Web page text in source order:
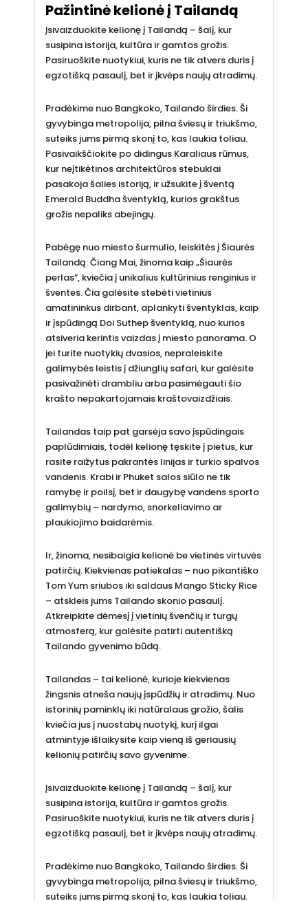
Pažintinė kelionė į Tailandą
Įsivaizduokite kelionę į Tailandą – šalį, kur
susipina istorija, kultūra ir gamtos grožis.
Pasiruoškite nuotykiui, kuris ne tik atvers duris į
egzotišką pasaulį, bet ir įkvėps naujų atradimų.
Pradėkime nuo Bangkoko, Tailando širdies. Ši
gyvybinga metropolija, pilna šviesų ir triukšmo,
suteiks jums pirmą skonį to, kas laukia toliau.
Pasivaikščiokite po didingus Karaliaus rūmus,
kur neįtikėtinos architektūros stebuklai
pasakoja šalies istoriją, ir užsukite į šventą
Emerald Buddha šventyklą, kurios grakštus
grožis nepaliks abejingų.
Pabėgę nuo miesto šurmulio, leiskitės į Šiaurės
Tailandą. Čiang Mai, žinoma kaip „Šiaurės
perlas”, kviečia į unikalius kultūrinius renginius ir
šventes. Čia galėsite stebėti vietinius
amatininkus dirbant, aplankyti šventyklas, kaip
ir įspūdingą Doi Suthep šventyklą, nuo kurios
atsiveria kerintis vaizdas į miesto panorama. O
jei turite nuotykių dvasios, nepraleiskite
galimybės leistis į džiunglių safari, kur galėsite
pasivažinėti drambliu arba pasimėgauti šio
krašto nepakartojamais kraštovaizdžiais.
Tailandas taip pat garsėja savo įspūdingais
paplūdimiais, todėl kelionę tęskite į pietus, kur
rasite raižytus pakrantės linijas ir turkio spalvos
vandenis. Krabi ir Phuket salos siūlo ne tik
ramybę ir poilsį, bet ir daugybę vandens sporto
galimybių – nardymo, snorkeliavimo ar
plaukiojimo baidarėmis.
Ir, žinoma, nesibaigia kelionė be vietinės virtuvės
patirčių. Kiekvienas patiekalas – nuo pikantiško
Tom Yum sriubos iki saldaus Mango Sticky Rice
– atskleis jums Tailando skonio pasaulį.
Atkreipkite dėmesį į vietinių švenčių ir turgų
atmosferą, kur galėsite patirti autentišką
Tailando gyvenimo būdą.
Tailandas – tai kelionė, kurioje kiekvienas
žingsnis atneša naujų įspūdžių ir atradimų. Nuo
istorinių paminklų iki natūralaus grožio, šalis
kviečia jus į nuostabų nuotykį, kurį ilgai
atmintyje išlaikysite kaip vieną iš geriausių
kelionių patirčių savo gyvenime.
Įsivaizduokite kelionę į Tailandą – šalį, kur
susipina istorija, kultūra ir gamtos grožis.
Pasiruoškite nuotykiui, kuris ne tik atvers duris į
egzotišką pasaulį, bet ir įkvėps naujų atradimų.
Pradėkime nuo Bangkoko, Tailando širdies. Ši
gyvybinga metropolija, pilna šviesų ir triukšmo,
suteiks jums pirmą skonį to, kas laukia toliau.